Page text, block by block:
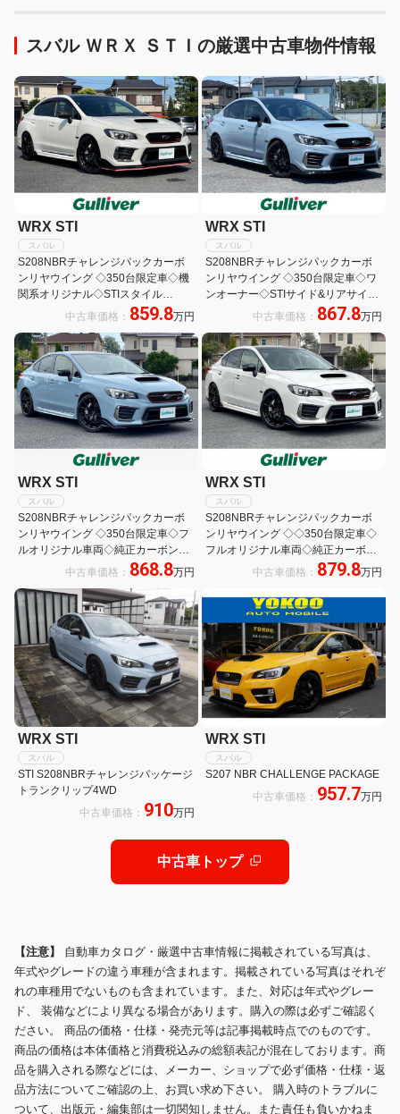
スバル ＷＲＸ ＳＴＩの厳選中古車物件情報
WRX STI
スバル
S208NBRチャレンジパックカーボ
ンリヤウイング ◇350台限定車◇機
関系オリジナル◇STIスタイル
PKG◇純正カーボンルーフ◇純正カ
BBS19AW◇純正ブレンボ◇純正レ
カロレザーシート◇純正8型ナビ/フ
ルセグTV
中古車価格： 859.8万円
WRX STI
スバル
S208NBRチャレンジパックカーボ
ンリヤウイング ◇350台限定車◇ワ
ンオーナー◇STIサイド&リアサイド
◇純正カーボンルーフ◇純正カーボ
ンリアウイング◇専用BBS19インチ
AW◇純正ブレンボ◇純正レカロレ
ザーシート◇AセーフティPKG
中古車価格： 867.8万円
WRX STI
スバル
S208NBRチャレンジパックカーボ
ンリヤウイング ◇350台限定車◇フ
ルオリジナル車両◇純正カーボンル
ーフ◇純正カーボンリアウイング◇
ボ◇純正9型ナビ/フルセグTV◇Aセ
ーフティPKG
中古車価格： 868.8万円
WRX STI
スバル
S208NBRチャレンジパックカーボ
ンリヤウイング ◇◇350台限定車◇
フルオリジナル車両◇純正カーボン
ルーフ◇純正カーボンリアウイング
ンボ◇純正レカロレザーシート
◇DIATONE SOUNDナビ/フルセグ
TV
中古車価格： 879.8万円
WRX STI
スバル
STI S208NBRチャレンジパッケージ
トランクリップ4WD
中古車価格： 910万円
WRX STI
スバル
S207 NBR CHALLENGE PACKAGE
中古車価格： 957.7万円
中古車トップ
【注意】 自動車カタログ・厳選中古車情報に掲載されている写真は、
年式やグレードの違う車種が含まれます。掲載されている写真はそれぞ
れの車種用でないものも含まれています。また、対応は年式やグレー
ド、 装備などにより異なる場合があります。購入の際は必ずご確認く
ださい。 商品の価格・仕様・発売元等は記事掲載時点でのものです。
商品の価格は本体価格と消費税込みの総額表記が混在しております。商
品を購入される際などには、メーカー、ショップで必ず価格・仕様・返
品方法についてご確認の上、お買い求め下さい。 購入時のトラブルに
ついて、出版元・編集部は一切関知しません。また責任も負いかねま